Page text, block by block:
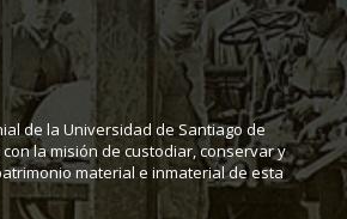
de la Universidad de Santiago de
con la misión de custodiar, conservar y
material e inmaterial de esta